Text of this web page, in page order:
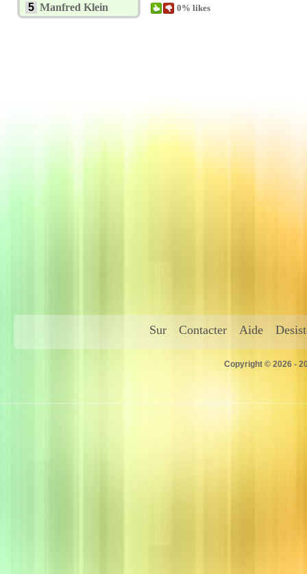
5 Manfred Klein 0% likes
Sur Contacter Aide
Copyright © 2026 -